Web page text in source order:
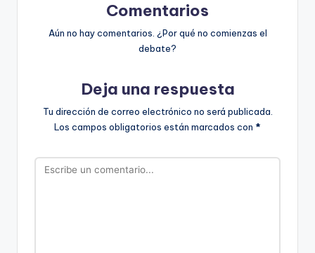
Comentarios
Aún no hay comentarios. ¿Por qué no comienzas el
debate?
Deja una respuesta
Tu dirección de correo electrónico no será publicada.
Los campos obligatorios están marcados con *